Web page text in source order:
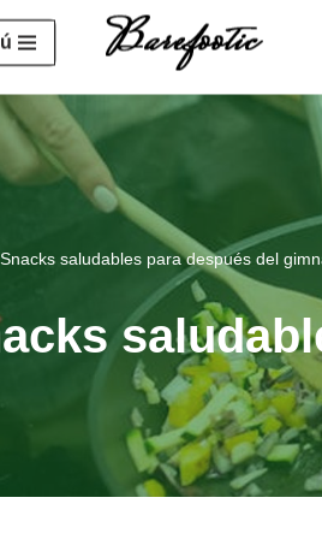
Snacks saludables para después del